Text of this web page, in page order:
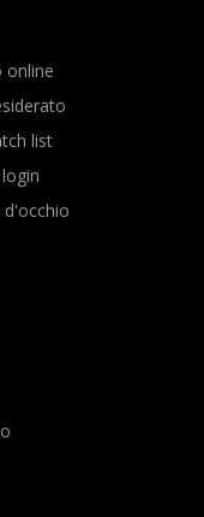
online
list